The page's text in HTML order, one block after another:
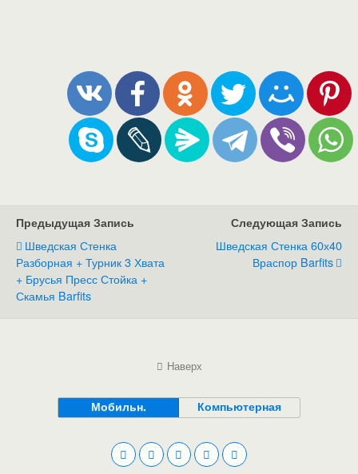
Предыдущая Запись
Шведская Стенка
Разборная + Турник 3 Хвата
+ Брусья Пресс Стойка +
Скамья Barfits
Следующая Запись
Шведская Стенка 60х40
Враспор Barfits
Наверх
Мобильн. Компьютерная